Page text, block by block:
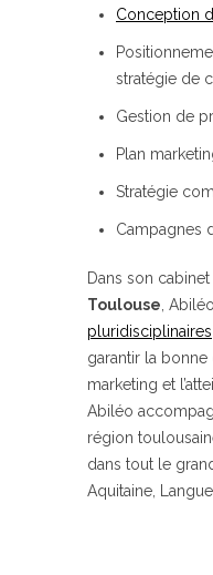
Conception
stratégie de
Gestion de
Plan
Stratégie
Campagnes
Dans son
Toulouse ,
pluridisciplinaires
garantir la
marketing et
Abiléo
région
dans tout le
Aquitaine,